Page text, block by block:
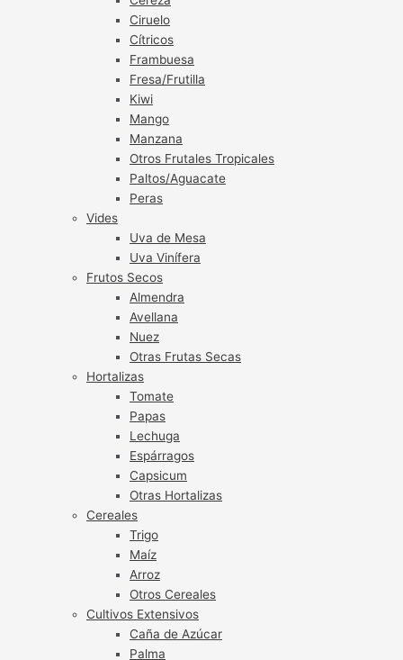
Ciruelo
Cítricos
Frambuesa
Fresa/Frutilla
Kiwi
Mango
Manzana
Otros Frutales Tropicales
Paltos/Aguacate
Peras
Vides
Uva de Mesa
Uva Vinífera
Frutos Secos
Almendra
Avellana
Nuez
Otras Frutas Secas
Hortalizas
Tomate
Papas
Lechuga
Espárragos
Capsicum
Otras Hortalizas
Cereales
Trigo
Maíz
Arroz
Otros Cereales
Cultivos Extensivos
Caña de Azúcar
Palma